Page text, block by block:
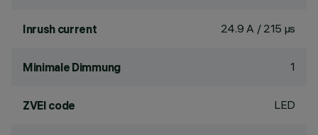
Inrush current 24.9 A / 215 µs
Minimale Dimmung 1
ZVEI code LED